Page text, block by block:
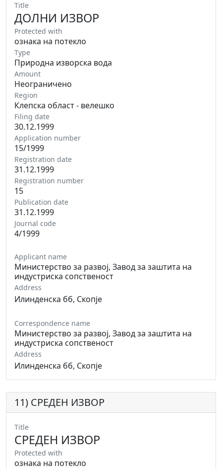
Title
ДОЛНИ ИЗВОР
Protected with
ознака на потекло
Type
Природна изворска вода
Amount
Неограничено
Region
Клепска област - велешко
Filing date
30.12.1999
Application number
15/1999
Registration date
31.12.1999
Registration number
15
Publication date
31.12.1999
Journal code
4/1999
Applicant name
Министерство за развој, Завод за заштита на
индустриска сопственост
Address
Илинденска бб, Скопје
Correspondence name
Министерство за развој, Завод за заштита на
индустриска сопственост
Address
Илинденска бб, Скопје
11) СРЕДЕН ИЗВОР
Title
СРЕДЕН ИЗВОР
Protected with
ознака на потекло